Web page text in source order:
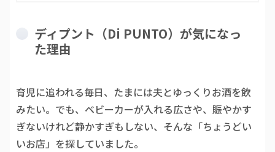
ディプント（Di PUNTO）が気になっ
た理由
育児に追われる毎日、たまには夫とゆっくりお酒を飲
みたい。でも、ベビーカーが入れる広さや、賑やかす
ぎないけれど静かすぎもしない、そんな「ちょうどい
いお店」を探していました。